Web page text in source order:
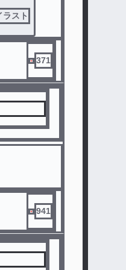
ラスト
371
941